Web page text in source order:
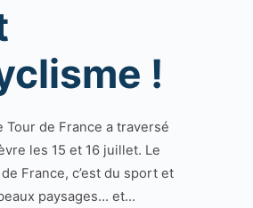
!
Tour de France a traversé
les 15 et 16 juillet. Le
France, c’est du sport et
paysages… et...